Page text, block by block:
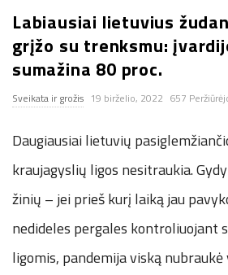
n
.
n
e
t
Labiausiai lietuvius
grįžo su trenksmu:
sumažina 80 proc.
Sveikata ir grožis 19 birželio, 2022 657
Daugiausiai lietuvių
kraujagyslių ligos nesitraukia.
žinių – jei prieš kurį laiką jau
nedideles pergales kontroliuojant
ligomis, pandemija viską